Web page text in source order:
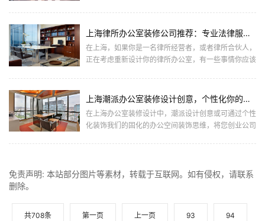
上海律所办公室装修公司推荐：专业法律服务空间的设计原则
在上海，如果你是一名律所经营者，或者律所合伙人，
正在考虑重新设计你的律所办公室，有一些事情你应该
上海潮派办公室装修设计创意，个性化你的创业公司
在上海办公室装修设计中，潮派设计创意或可通过个性
化装饰我们的固化的办公空间装饰思维，将您创业公司
免责声明: 本站部分图片等素材，转载于互联网。如有侵权，请联系
删除。
共708条 第一页 上一页 93 94